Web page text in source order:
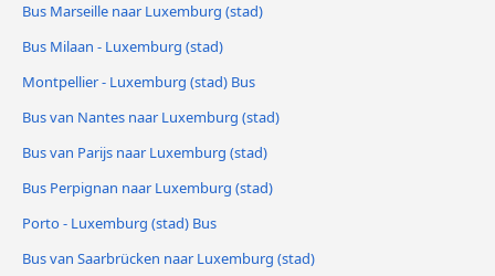
Bus Marseille naar Luxemburg (stad)
Bus Milaan - Luxemburg (stad)
Montpellier - Luxemburg (stad) Bus
Bus van Nantes naar Luxemburg (stad)
Bus van Parijs naar Luxemburg (stad)
Bus Perpignan naar Luxemburg (stad)
Porto - Luxemburg (stad) Bus
Bus van Saarbrücken naar Luxemburg (stad)